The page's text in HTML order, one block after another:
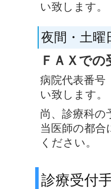
い致します。
夜間・土曜
ＦＡＸで
病院代表番号
い致します。
尚、診療科の
当医師の都
ください。
診療受付